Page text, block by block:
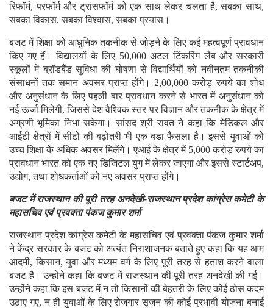
रिफॉर्म, परफॉर्म और ट्रांसफॉर्म को एक साथ लेकर चलता है, सबका साथ,
सबका विकास, सबका विश्वास, सबका प्रयास।
बजट में शिक्षा को आधुनिक तकनीक से जोड़ने के लिए कई महत्वपूर्ण प्रावधान
किए गए हैं। विद्यालयों के लिए 50,000 अटल टिंकरिंग लैब और सरकारी
स्कूलों में ब्रॉडबैंड सुविधा की घोषणा से विद्यार्थियों को नवीनतम तकनीकी
संसाधनों तक समान अवसर प्राप्त होंगे। 2,00,000 करोड़ रुपये का शोध
और अनुसंधान के लिए पहली बार प्रावधान करने से भारत में अनुसंधान को
नई ऊर्जा मिलेगी, जिससे देश वैश्विक स्तर पर विज्ञान और तकनीक के क्षेत्र में
अग्रणी भूमिका निभा सकेगा। सांसद श्री रावत ने कहा कि मेडिकल और
आईटी क्षेत्रों में सीटों की बढ़ोतरी भी एक बडा फैसला है। इससे युवाओं को
उच्च शिक्षा के अधिक अवसर मिलेंगे। एआई के क्षेत्र में 5,000 करोड़ रुपये का
प्रावधान भारत को एक नए डिजिटल युग में लेकर जाएगा और इससे स्टार्टअप,
उद्योग, तथा शोधकर्ताओं को नए अवसर प्राप्त होंगे।
बजट में राजस्थान की पूरी तरह अनदेखी-राजस्थान प्रदेश कांग्रेस कमेटी के
महासचिव एवं प्रवक्ता पंकज कुमार शर्मा
राजस्थान प्रदेश कांग्रेस कमेटी के महासचिव एवं प्रवक्ता पंकज कुमार शर्मा
ने केंद्र सरकार के बजट को अत्यंत निराशाजनक बताते हुए कहा कि यह आम
आदमी, किसान, युवा और मध्यम वर्ग के लिए पूरी तरह से हताश करने वाला
बजट है। उन्होंने कहा कि बजट में राजस्थान की पूरी तरह अनदेखी की गई।
उन्होंने कहा कि इस बजट में न तो किसानों की बेहतरी के लिए कोई ठोस कदम
उठाए गए, न ही युवाओं के लिए रोजगार सृजन की कोई प्रभावी योजना बनाई